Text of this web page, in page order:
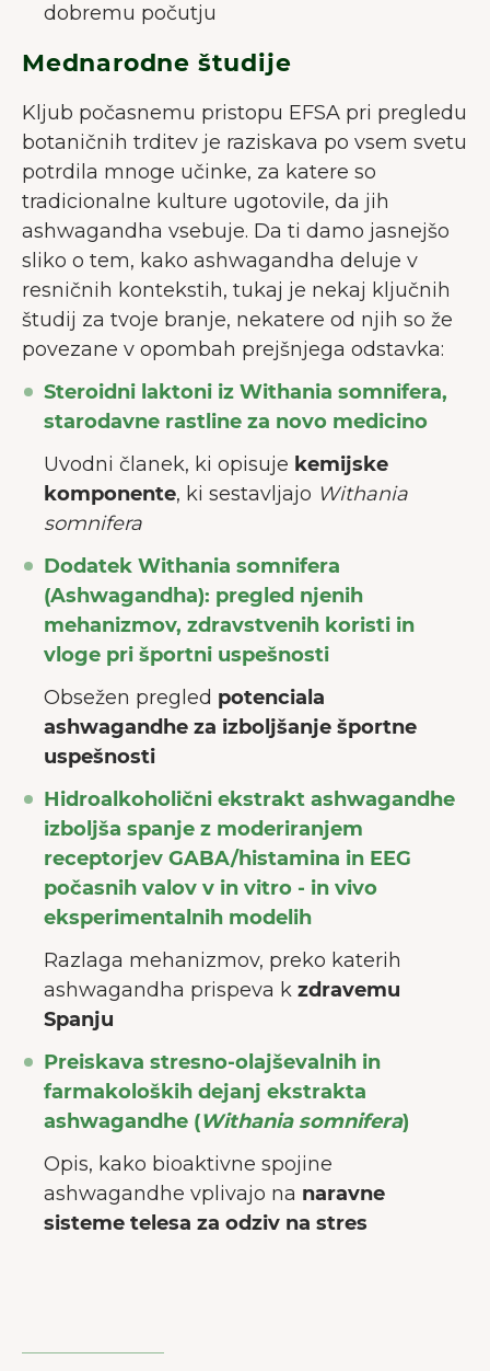
dobremu počutju
Mednarodne študije
Kljub počasnemu pristopu EFSA pri pregledu
botaničnih trditev je raziskava po vsem svetu
potrdila mnoge učinke, za katere so
tradicionalne kulture ugotovile, da jih
ashwagandha vsebuje. Da ti damo jasnejšo
sliko o tem, kako ashwagandha deluje v
resničnih kontekstih, tukaj je nekaj ključnih
študij za tvoje branje, nekatere od njih so že
povezane v opombah prejšnjega odstavka:
Steroidni laktoni iz Withania somnifera,
starodavne rastline za novo medicino
Uvodni članek, ki opisuje kemijske
komponente, ki sestavljajo Withania
somnifera
Dodatek Withania somnifera
(Ashwagandha): pregled njenih
mehanizmov, zdravstvenih koristi in
vloge pri športni uspešnosti
Obsežen pregled potenciala
ashwagandhe za izboljšanje športne
uspešnosti
Hidroalkoholični ekstrakt ashwagandhe
izboljša spanje z moderiranjem
receptorjev GABA/histamina in EEG
počasnih valov v in vitro - in vivo
eksperimentalnih modelih
Razlaga mehanizmov, preko katerih
ashwagandha prispeva k zdravemu
Spanju
Preiskava stresno-olajševalnih in
farmakoloških dejanj ekstrakta
ashwagandhe (Withania somnifera)
Opis, kako bioaktivne spojine
ashwagandhe vplivajo na naravne
sisteme telesa za odziv na stres